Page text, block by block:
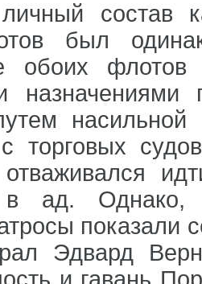
состав
был
обоих
торговых
отваживался
в ад. Однако,
показали
Эдвард